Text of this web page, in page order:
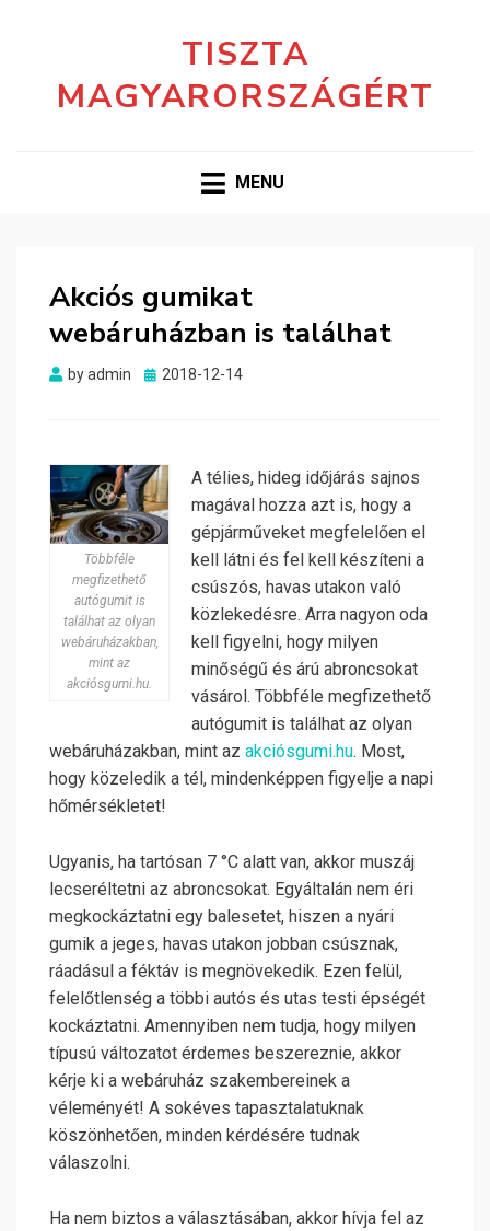
TISZTA
MAGYARORSZÁGÉRT
MENU
Akciós gumikat
webáruházban is találhat
byadmin
Posted
2018-12-14
Többféle
megfizethető
autógumit is
találhat az olyan
webáruházakban,
mint az
akciósgumi.hu.
A télies, hideg időjárás sajnos
magával hozza azt is, hogy a
gépjárműveket megfelelően el
kell látni és fel kell készíteni a
csúszós, havas utakon való
közlekedésre. Arra nagyon oda
kell figyelni, hogy milyen
minőségű és árú abroncsokat
vásárol. Többféle megfizethető
autógumit is találhat az olyan
webáruházakban, mint az akciósgumi.hu. Most,
hogy közeledik a tél, mindenképpen figyelje a napi
hőmérsékletet!
Ugyanis, ha tartósan 7 °C alatt van, akkor muszáj
lecseréltetni az abroncsokat. Egyáltalán nem éri
megkockáztatni egy balesetet, hiszen a nyári
gumik a jeges, havas utakon jobban csúsznak,
ráadásul a féktáv is megnövekedik. Ezen felül,
felelőtlenség a többi autós és utas testi épségét
kockáztatni. Amennyiben nem tudja, hogy milyen
típusú változatot érdemes beszereznie, akkor
kérje ki a webáruház szakembereinek a
véleményét! A sokéves tapasztalatuknak
köszönhetően, minden kérdésére tudnak
válaszolni.
Ha nem biztos a választásában, akkor hívja fel az